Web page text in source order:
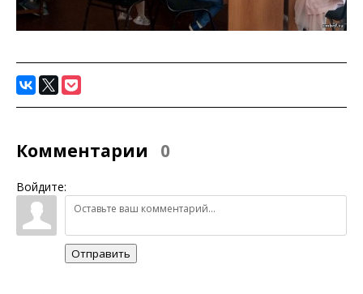
Комментарии 0
Войдите:
Отправить